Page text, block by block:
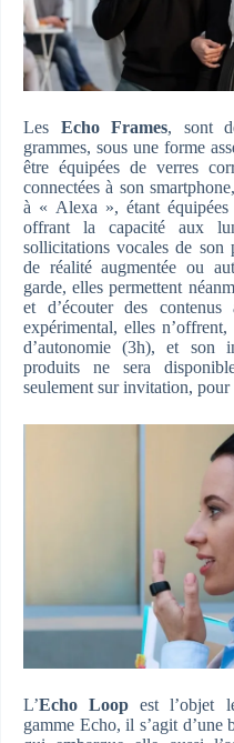
Les Echo Frames, sont
grammes, sous une forme
être équipées de verres
connectées à son
à « Alexa », étant équipées
offrant la capacité aux
sollicitations vocales de son
de réalité augmentée ou
garde, elles permettent
et d’écouter des
expérimental, elles
d’autonomie (3h), et son
produits ne sera
seulement sur invitation, pour
L’Echo Loop est l’objet
gamme Echo, il s’agit d’une